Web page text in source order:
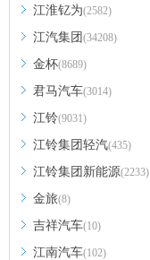
江淮钇为(2582)
江汽集团 (34208)
金杯(8689)
君马汽车(3014)
江铃(9031)
江铃集团轻汽(435)
江铃集团新能源(2233)
金旅(8)
吉祥汽车(10)
江南汽车(102)